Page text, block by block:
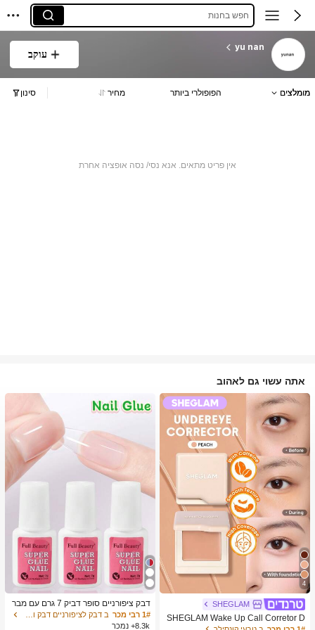
חפש בחנות
yu nan
עוקב
מומלצים הפופולרי ביותר מחיר סינון
אין פריט מתאים. אנא נסי/ נסה אופציה אחרת
אתה עשוי גם לאהוב
4
SHEGLAM
SHEGLAM Wake Up Call Corretor D
דבק ציפורניים סופר דביק 7 גרם עם מבר
שת, דבק ג'ל מהיר ייבוש, מתאים לציפורנ
יים מלאכותיות, ציפורני אקריל, ציפורני ה
1# רבי מכר
8.3k+ נמכר